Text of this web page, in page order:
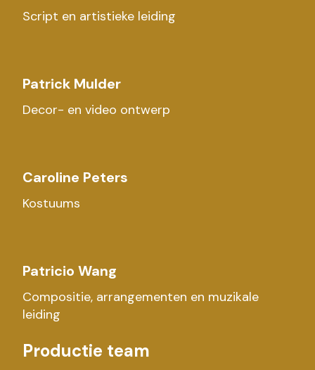
Script en artistieke leiding
Patrick Mulder
Decor- en video ontwerp
Caroline Peters
Kostuums
Patricio Wang
Compositie, arrangementen en muzikale
leiding
Productie team